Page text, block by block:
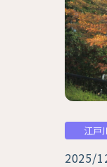
江戸
2025/